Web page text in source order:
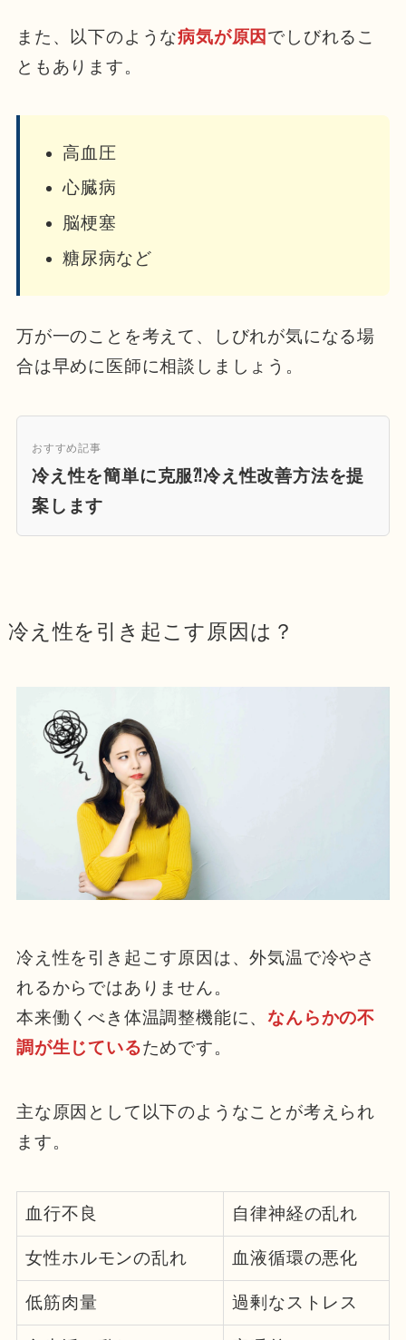
また、以下のような病気が原因 でしびれるこ
ともあります。
高血圧
心臓病
脳梗塞
糖尿病など
万が一のことを考えて、しびれが気になる場
合は早めに医師に相談しましょう。
おすすめ記事
冷え性を簡単に克服⁈冷え性改善方法を提
案します
冷え性を引き起こす原因は？
冷え性を引き起こす原因は、外気温で冷やさ
れるからではありません。
本来働くべき体温調整機能に、なんらかの不
調が生じているためです。
主な原因として以下のようなことが考えられ
ます。
血行不良 自律神経の乱れ
女性ホルモンの乱れ 血液循環の悪化
低筋肉量 過剰なストレス